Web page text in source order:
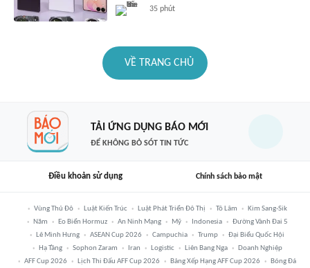
35 phút
VỀ TRANG CHỦ
TẢI ỨNG DỤNG BÁO MỚI
ĐỂ KHÔNG BỎ SÓT TIN TỨC
Điều khoản sử dụng Chính sách bảo mật
Vùng Thủ Đô Luật Kiến Trúc Luật Phát Triển Đô Thị Tô Lâm
Kim Sang-Sik
Năm
Eo Biển Hormuz An Ninh Mạng Mỹ Indonesia
Đường Vành Đai 5
Lê Minh Hưng
ASEAN Cup 2026 Campuchia Trump
Đại Biểu Quốc Hội
Hạ Tầng
Sophon Zaram Iran Logistic Liên Bang Nga
Doanh Nghiệp
AFF Cup 2026
Lịch Thi Đấu AFF Cup 2026 Bảng Xếp Hạng AFF Cup 2026
Bóng Đá